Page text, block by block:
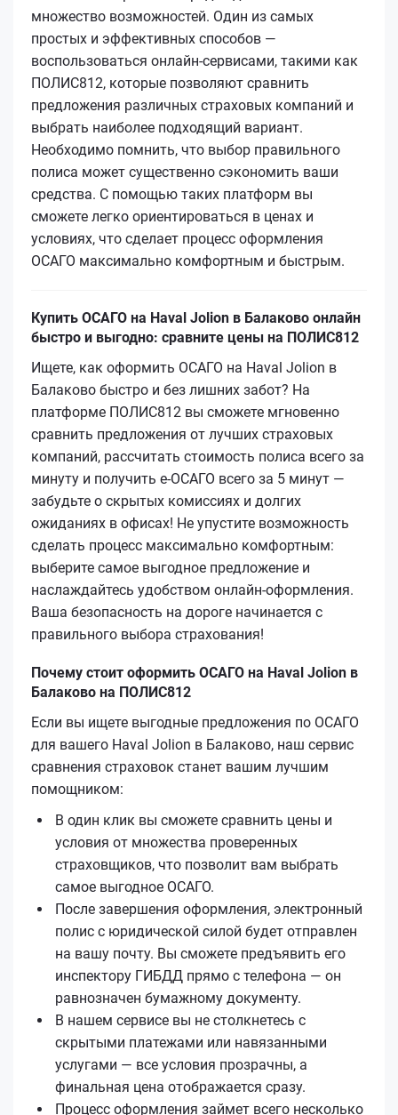
множество возможностей. Один из самых
простых и эффективных способов —
воспользоваться онлайн-сервисами, такими как
ПОЛИС812, которые позволяют сравнить
предложения различных страховых компаний и
выбрать наиболее подходящий вариант.
Необходимо помнить, что выбор правильного
полиса может существенно сэкономить ваши
средства. С помощью таких платформ вы
сможете легко ориентироваться в ценах и
условиях, что сделает процесс оформления
ОСАГО максимально комфортным и быстрым.
Купить ОСАГО на Haval Jolion в Балаково онлайн
быстро и выгодно: сравните цены на ПОЛИС812
Ищете, как оформить ОСАГО на Haval Jolion в
Балаково быстро и без лишних забот? На
платформе ПОЛИС812 вы сможете мгновенно
сравнить предложения от лучших страховых
компаний, рассчитать стоимость полиса всего за
минуту и получить е‑ОСАГО всего за 5 минут —
забудьте о скрытых комиссиях и долгих
ожиданиях в офисах! Не упустите возможность
сделать процесс максимально комфортным:
выберите самое выгодное предложение и
наслаждайтесь удобством онлайн-оформления.
Ваша безопасность на дороге начинается с
правильного выбора страхования!
Почему стоит оформить ОСАГО на Haval Jolion в
Балаково на ПОЛИС812
Если вы ищете выгодные предложения по ОСАГО
для вашего Haval Jolion в Балаково, наш сервис
сравнения страховок станет вашим лучшим
помощником:
В один клик вы сможете сравнить цены и
условия от множества проверенных
страховщиков, что позволит вам выбрать
самое выгодное ОСАГО.
После завершения оформления, электронный
полис с юридической силой будет отправлен
на вашу почту. Вы сможете предъявить его
инспектору ГИБДД прямо с телефона — он
равнозначен бумажному документу.
В нашем сервисе вы не столкнетесь с
скрытыми платежами или навязанными
услугами — все условия прозрачны, а
финальная цена отображается сразу.
Процесс оформления займет всего несколько